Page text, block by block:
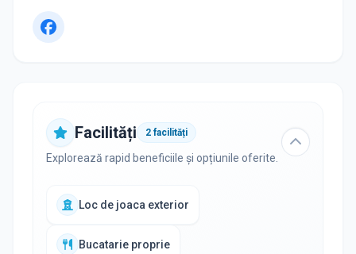
Facilități 2 facilități
Explorează rapid beneficiile și opțiunile oferite.
Loc de joaca exterior
Bucatarie proprie